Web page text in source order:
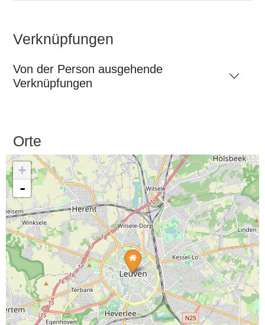
Verknüpfungen
Von der Person ausgehende
Verknüpfungen
Orte
+
-